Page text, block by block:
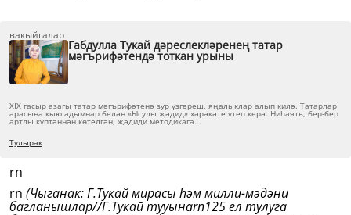
вакыйгалар
Габдулла Тукай дәреслекләренең татар
мәгърифәтендә тоткан урыны
XIX гасыр азагы татар мәгърифәтенә зур үзгәреш, яңалыклар алып килә. Татарлар
арасына кыю адымнар белән «Ысулы җәдид» хәрәкәте үтеп керә. Ниһаять, бер-бер
артлы күптәннән кө­телгән, җәдиди методикага...
Тулырак
rn
rn (Чыганак: Г.Тукай мирасы һәм милли-мәдәни
багланышлар//Г.Тукай тууынаrn125 ел тулуга